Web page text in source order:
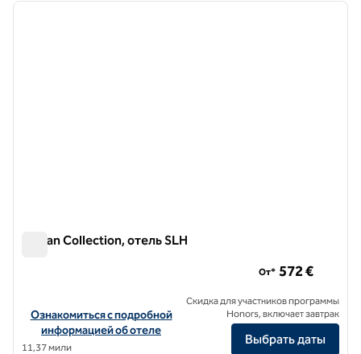
1 из 6
Naxian Collection, отель SLH
Посмотреть информацию об отеле Naxian Collection, a SLH
Ознакомиться с подробной
информацией об отеле
11,37 мили
От* 572 €
Скидка для участников программы
Honors, включает завтрак
Выбрать даты